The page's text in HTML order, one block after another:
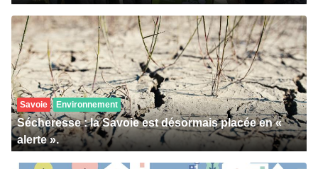
Savoie Environnement
Sécheresse : la Savoie est désormais placée en «
alerte ».